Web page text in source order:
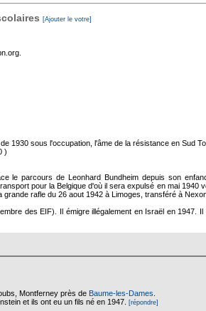
[Ajouter le votre]
1930 sous l'occupation, l'âme de la résistance en Sud
)
le parcours de Leonhard Bundheim depuis son
pour la Belgique d'où il sera expulsé en mai 1940
rafle du 26 aout 1942 à Limoges, transféré à
des EIF). Il émigre illégalement en Israël en 1947. Il
Montferney près de Baume-les-Dames
et ils ont eu un fils né en 1947.
[répondre]